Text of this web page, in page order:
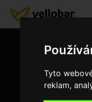
Tyto
reklam,